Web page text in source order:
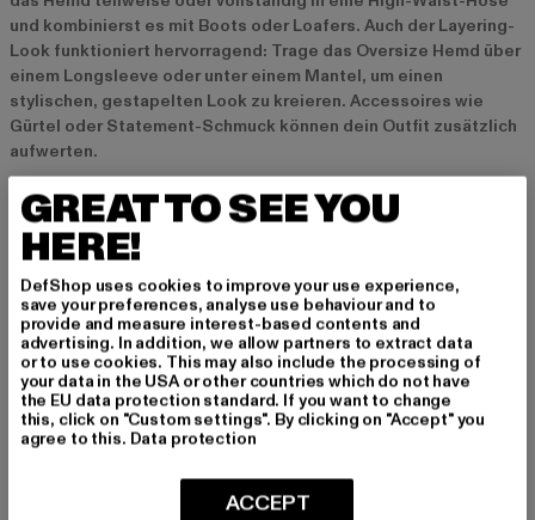
und kombinierst es mit Boots oder Loafers. Auch der Layering-
Look funktioniert hervorragend: Trage das Oversize Hemd über
einem Longsleeve oder unter einem Mantel, um einen
stylischen, gestapelten Look zu kreieren. Accessoires wie
Gürtel oder Statement-Schmuck können dein Outfit zusätzlich
aufwerten.
Aktuelle Trends bei Oversize Hemden
2024 sind Oversize Hemden weiterhin ein fester Bestandteil
der Modewelt. Besonders angesagt sind Modelle in neutralen
Farben wie Beige, Sand und Erdtönen, die sich leicht
kombinieren lassen und einen minimalistischen Look
unterstützen. Nachhaltigkeit spielt eine immer größere Rolle,
weshalb viele Oversize Hemden aus recycelten Materialien
oder in umweltfreundlichen Produktionsprozessen hergestellt
werden. Auch asymmetrische Schnitte und ungewöhnliche
Details wie Oversized-Ärmel oder verlängerte Säume sind im
Trend und verleihen den Hemden einen modernen Twist.
GREAT TO SEE YOU
HERE!
DefShop uses cookies to improve your use experience,
save your preferences, analyse use behaviour and to
provide and measure interest-based contents and
advertising. In addition, we allow partners to extract data
or to use cookies. This may also include the processing of
your data in the USA or other countries which do not have
the EU data protection standard. If you want to change
this, click on "Custom settings". By clicking on "Accept" you
agree to this. Data protection
ACCEPT